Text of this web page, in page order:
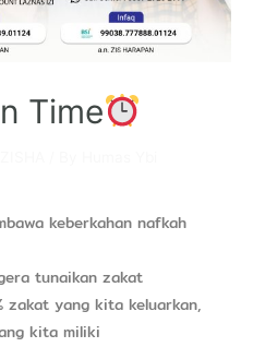
Time
keberkahan nafkah
tunaikan zakat
zakat yang kita keluarkan,
kita miliki